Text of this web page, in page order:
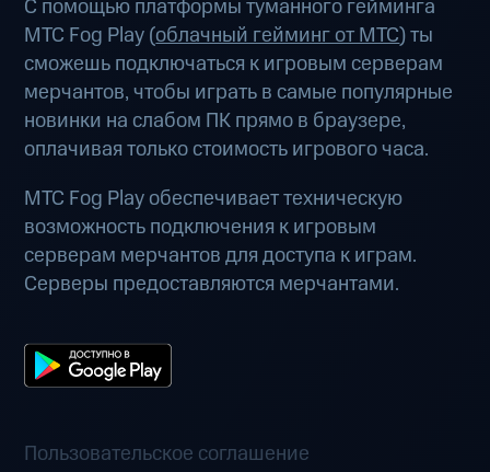
С помощью платформы туманного гейминга
МТС Fog Play (облачный гейминг от МТС) ты
сможешь подключаться к игровым серверам
мерчантов, чтобы играть в самые популярные
новинки на слабом ПК прямо в браузере,
оплачивая только стоимость игрового часа.
МТС Fog Play обеспечивает техническую
возможность подключения к игровым
серверам мерчантов для доступа к играм.
Серверы предоставляются мерчантами.
Пользовательское соглашение